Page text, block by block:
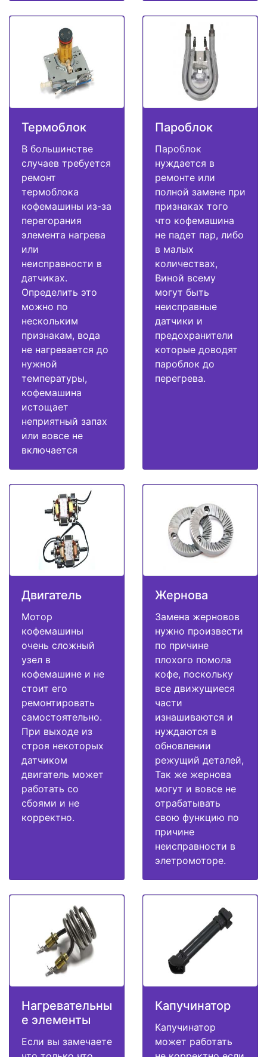
Термоблок
В большинстве
случаев требуется
ремонт
термоблока
кофемашины из-за
перегорания
элемента нагрева
или
неисправности в
датчиках.
Определить это
можно по
нескольким
признакам, вода
не нагревается до
нужной
температуры,
кофемашина
истощает
неприятный запах
или вовсе не
включается
Пароблок
Пароблок
нуждается в
ремонте или
полной замене при
признаках того
что кофемашина
не падет пар, либо
в малых
количествах,
Виной всему
могут быть
неисправные
датчики и
предохранители
которые доводят
пароблок до
перегрева.
Двигатель
Мотор
кофемашины
очень сложный
узел в
кофемашине и не
стоит его
ремонтировать
самостоятельно.
При выходе из
строя некоторых
датчиком
двигатель может
работать со
сбоями и не
корректно.
Жернова
Замена жерновов
нужно произвести
по причине
плохого помола
кофе, поскольку
все движущиеся
части
изнашиваются и
нуждаются в
обновлении
режущий деталей,
Так же жернова
могут и вовсе не
отрабатывать
свою функцию по
причине
неисправности в
элетромоторе.
Нагревательны
е элементы
Если вы замечаете
Капучинатор
Капучинатор
может работать